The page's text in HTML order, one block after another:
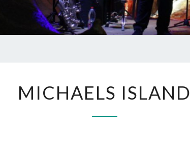
I
MICHAELS ISLAND